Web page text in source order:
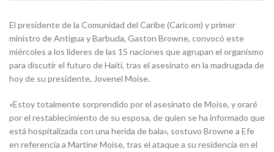
El presidente de la Comunidad del Caribe (Caricom) y primer
ministro de Antigua y Barbuda, Gaston Browne, convocó este
miércoles a los líderes de las 15 naciones que agrupan el organismo
para discutir el futuro de Haití, tras el asesinato en la madrugada de
hoy de su presidente, Jovenel Moise.
«Estoy totalmente sorprendido por el asesinato de Moise, y oraré
por el restablecimiento de su esposa, de quien se ha informado que
está hospitalizada con una herida de bala», sostuvo Browne a Efe
en referencia a Martine Moise, tras el ataque a su residencia en el